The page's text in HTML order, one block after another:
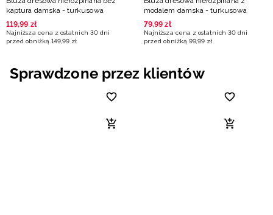
kaptura damska - turkusowa
119,99 zł
Najniższa cena z ostatnich 30 dni
przed obniżką 149,99 zł
modalem damska - turkusowa
79,99 zł
Najniższa cena z ostatnich 30 dni
przed obniżką 99,99 zł
Sprawdzone przez klientów